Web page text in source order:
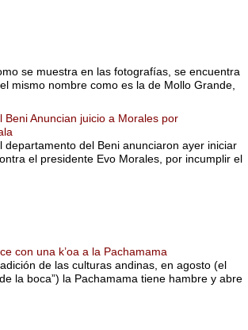
se muestra en las fotografías, se encuentra
mismo nombre como es la de Mollo Grande,
Beni Anuncian juicio a Morales por
departamento del Beni anunciaron ayer iniciar
el presidente Evo Morales, por incumplir el
con una k’oa a la Pachamama
de las culturas andinas, en agosto (el
la boca”) la Pachamama tiene hambre y abre